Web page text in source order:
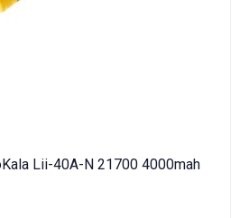
Lii-40A-N 21700 4000mah